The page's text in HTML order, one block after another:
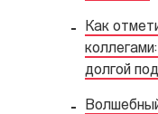
Как
долгой